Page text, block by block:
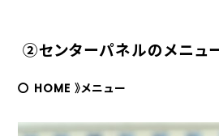
②センターパネルのメニュ
〇 HOME 》メニュー